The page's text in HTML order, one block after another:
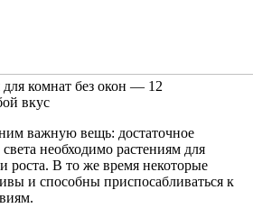
комнат без окон — 12
вкус
важную вещь: достаточное
необходимо растениям для
роста. В то же время некоторые
и способны приспосабливаться к